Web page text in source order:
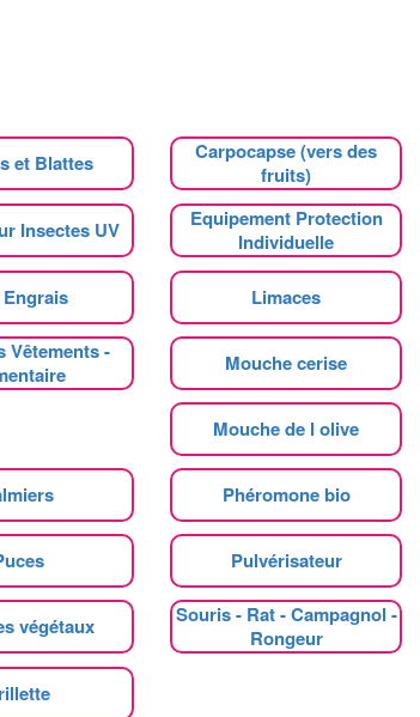
et Blattes
Carpocapse (vers des
fruits)
Insectes UV
Equipement Protection
Individuelle
Engrais Limaces
Vêtements -
Mouche cerise
Mouche de l olive
Phéromone bio
Pulvérisateur
végétaux
Souris - Rat - Campagnol -
Rongeur